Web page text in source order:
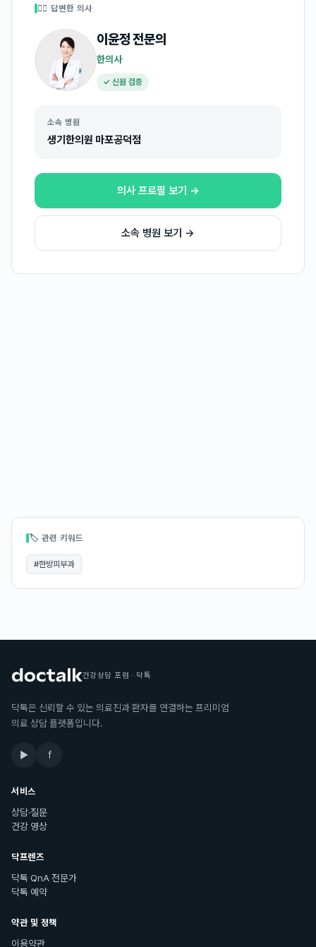
👩‍⚕️ 답변한 의사
이윤정전문의
한의사
✓ 신원 검증
소속 병원
생기한의원 마포공덕점
의사 프로필 보기 →
소속 병원 보기 →
🏷 관련 키워드
#한방피부과
건강상담 포럼 · 닥톡
닥톡은 신뢰할 수 있는 의료진과 환자를 연결하는 프리미엄
의료 상담 플랫폼입니다.
▶ f
서비스
상담·질문
건강 영상
닥프렌즈
닥톡 QnA 전문가
닥톡 예약
약관 및 정책
이용약관